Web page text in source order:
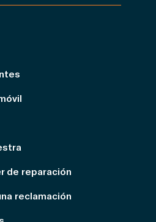
de reparación
reclamación